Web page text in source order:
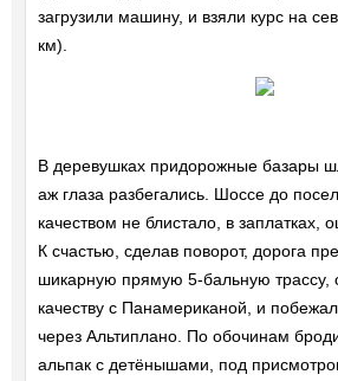
загрузили машину, и взяли курс на
км).
В деревушках придорожные базары
аж глаза разбегались. Шоссе до
качеством не блистало, в заплатках,
К счастью, сделав поворот, дорога
шикарную прямую 5-бальную трассу,
качеству с Панамериканой, и
через Альтиплано. По обочинам
альпак с детёнышами, под